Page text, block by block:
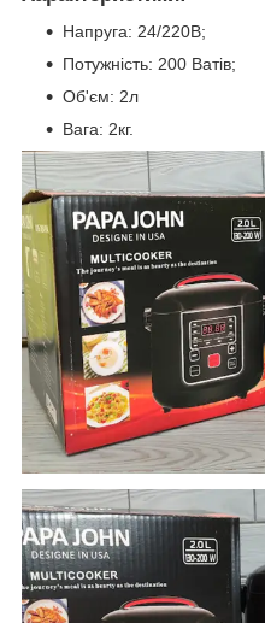
Напруга: 24/220В;
Потужність: 200 Ватів;
Об'єм: 2л
Вага: 2кг.